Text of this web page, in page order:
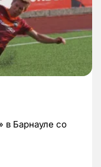
в Барнауле со